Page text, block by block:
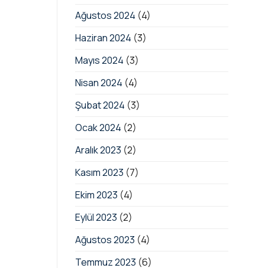
Ağustos 2024 (4)
Haziran 2024 (3)
Mayıs 2024 (3)
Nisan 2024 (4)
Şubat 2024 (3)
Ocak 2024 (2)
Aralık 2023 (2)
Kasım 2023 (7)
Ekim 2023 (4)
Eylül 2023 (2)
Ağustos 2023 (4)
Temmuz 2023 (6)